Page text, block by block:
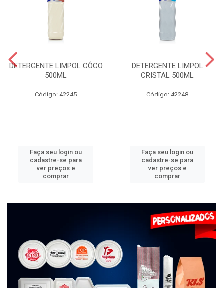
DETERGENTE LIMPOL CÔCO
500ML
Código: 42245
Faça seu login ou
cadastre-se para
ver preços e
comprar
DETERGENTE LIMPOL
CRISTAL 500ML
Código: 42248
Faça seu login ou
cadastre-se para
ver preços e
comprar